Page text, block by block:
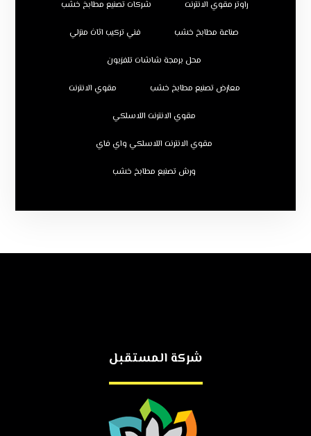
راوتر مقوي الانترنت شركات تصنيع مطابخ خشب
صناعة مطابخ خشب فني تركيب اثاث منزلي
محل برمجة شاشات تلفزيون
معارض تصنيع مطابخ خشب مقوي الانترنت
مقوي الانترنت اللاسلكي
مقوي الانترنت اللاسلكي واي فاي
ورش تصنيع مطابخ خشب
شركة المستقبل